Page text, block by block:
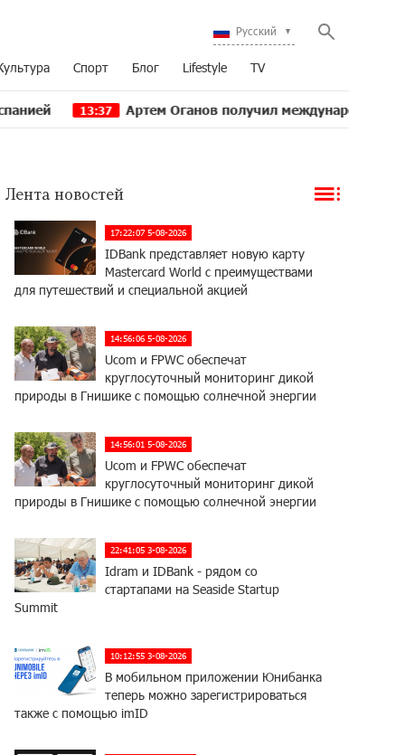
Русский
Спорт Блог Lifestyle TV
Артем Оганов получил международную госпремию
Лента новостей
17:22:07 5-08-2026
IDBank представляет новую карту
Mastercard World с преимуществами
для путешествий и специальной акцией
14:56:06 5-08-2026
Ucom и FPWC обеспечат
круглосуточный мониторинг дикой
природы в Гнишике с помощью солнечной энергии
14:56:01 5-08-2026
Ucom и FPWC обеспечат
круглосуточный мониторинг дикой
природы в Гнишике с помощью солнечной энергии
22:41:05 3-08-2026
Idram и IDBank - рядом со
стартапами на Seaside Startup
Summit
10:12:55 3-08-2026
В мобильном приложении Юнибанка
теперь можно зарегистрироваться
также с помощью imID